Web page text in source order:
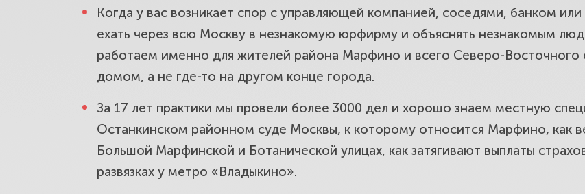
Споры с банками, кредиты и долги для
нагрузку законно.
Сделки с недвижимостью и споры с
ваши метры.
Когда у вас возникает спор с управляющей компанией, соседями, банком
ехать через всю Москву в незнакомую юрфирму и объяснять незнакомым
работаем именно для жителей района Марфино и всего Северо-
домом, а не где-то на другом конце города.
За 17 лет практики мы провели более 3000 дел и хорошо знаем местную
Останкинском районном суде Москвы, к которому относится Марфино, как
Большой Марфинской и Ботанической улицах, как затягивают выплаты
развязках у метро «Владыкино».